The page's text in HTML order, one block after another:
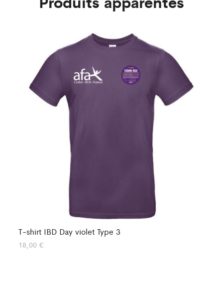
T-shirt IBD Day violet Type 3
18,00 €